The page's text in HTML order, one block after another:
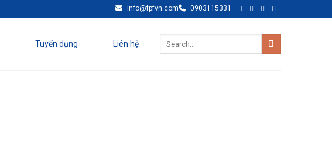
info@fpfvn.com 0903115331
Tuyển dụng Liên hệ